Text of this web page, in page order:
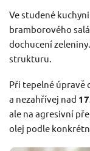
Ve studené
bramborového
dochucení
strukturu.
Při tepelné úpravě
a nezahřívej nad
ale na agresivní
olej podle